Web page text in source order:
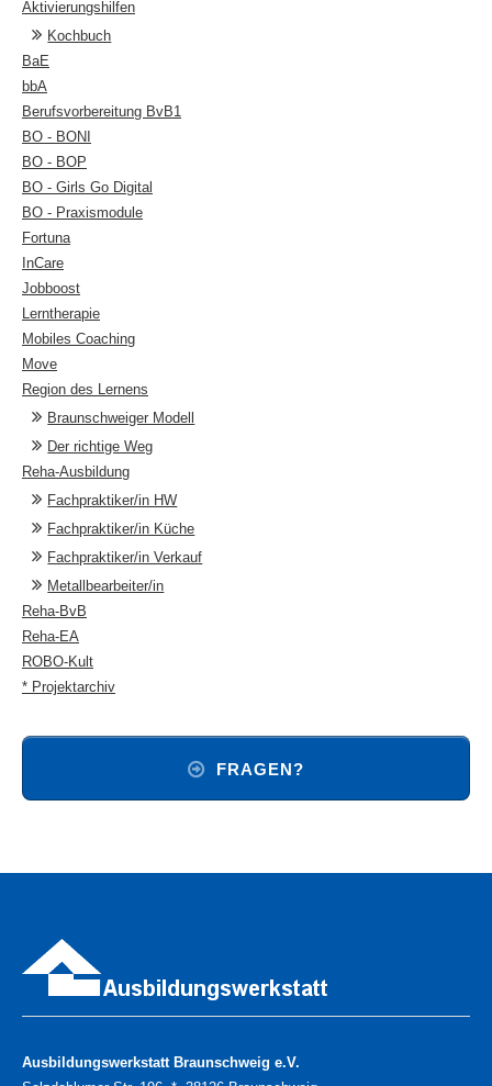
Aktivierungshilfen
Kochbuch
BaE
bbA
Berufsvorbereitung BvB1
BO - BONI
BO - BOP
BO - Girls Go Digital
BO - Praxismodule
Fortuna
InCare
Jobboost
Lerntherapie
Mobiles Coaching
Move
Region des Lernens
Braunschweiger Modell
Der richtige Weg
Reha-Ausbildung
Fachpraktiker/in HW
Fachpraktiker/in Küche
Fachpraktiker/in Verkauf
Metallbearbeiter/in
Reha-BvB
Reha-EA
ROBO-Kult
* Projektarchiv
FRAGEN?
Ausbildungswerkstatt Braunschweig e.V.